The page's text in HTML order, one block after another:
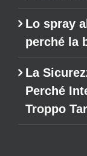
Lo spray
perché la
La
Perché
Troppo